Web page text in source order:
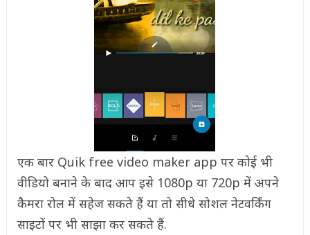
एक बार Quik free video maker app पर कोई भी
वीडियो बनाने के बाद आप इसे 1080p या 720p में अपने
कैमरा रोल में सहेज सकते हैं या तो सीधे सोशल नेटवर्किंग
साइटों पर भी साझा कर सकते हैं.